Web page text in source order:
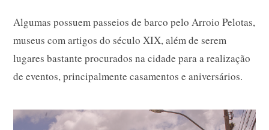
Algumas possuem passeios de barco pelo Arroio Pelotas,
museus com artigos do século XIX, além de serem
lugares bastante procurados na cidade para a realização
de eventos, principalmente casamentos e aniversários.